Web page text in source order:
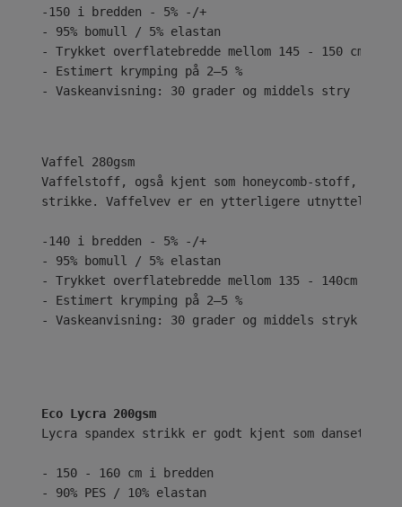
-150 i bredden - 5% -/+
- 95% bomull / 5% elastan
- Trykket overflatebredde mellom 145 - 150 cm
- Estimert krymping på 2–5 %
- Vaskeanvisning: 30 grader og middels stry
Vaffelstoff, også kjent som honeycomb-stoff, har
strikke. Vaffelvev er en ytterligere utnyttelse
-140 i bredden - 5% -/+
- 95% bomull / 5% elastan
- Trykket overflatebredde mellom 135 - 140cm
- Estimert krymping på 2–5 %
- Vaskeanvisning: 30 grader og middels stryk
Eco Lycra 200gsm
Lycra spandex strikk er godt kjent som
- 150 - 160 cm i bredden
- 90% PES / 10% elastan